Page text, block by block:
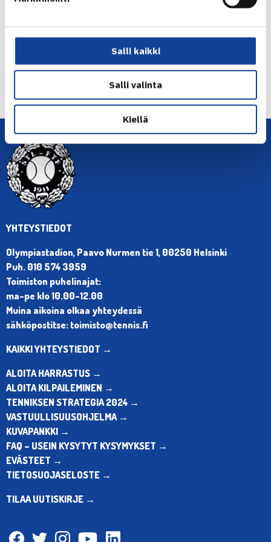
Salli kaikki
Salli valinta
Kiellä
Jaa:
← Edellinen
Seuraava uutinen: Jarkko nousi ATP-
YHTEYSTIEDOT
Olympiastadion, Paavo Nurmen tie 1, 00250 Helsinki
Puh. 010 574 3959
Toimiston puhelinajat:
ma-pe klo 10.00-12.00
Muina aikoina olkaa yhteydessä
sähköpostitse: toimisto@tennis.fi
KAIKKI YHTEYSTIEDOT →
ALOITA HARRASTUS →
ALOITA KILPAILEMINEN →
TENNIKSEN STRATEGIA 2024 →
VASTUULLISUUSOHJELMA →
KUVAPANKKI →
FAQ – USEIN KYSYTYT KYSYMYKSET →
EVÄSTEET →
TIETOSUOJASELOSTE →
TILAA UUTISKIRJE →